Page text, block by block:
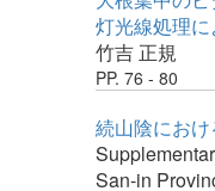
灯光線処理
竹吉 正規
PP. 76 - 80
続山陰にお
San-in